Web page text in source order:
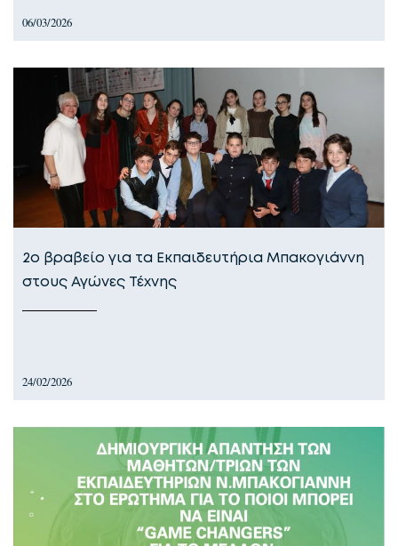
06/03/2026
2ο βραβείο για τα Εκπαιδευτήρια Μπακογιάννη
στους Αγώνες Τέχνης
24/02/2026